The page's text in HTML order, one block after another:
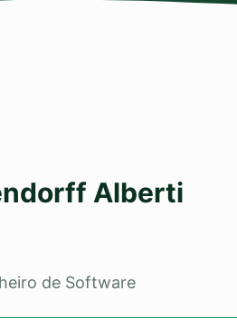
Alberti
de Software